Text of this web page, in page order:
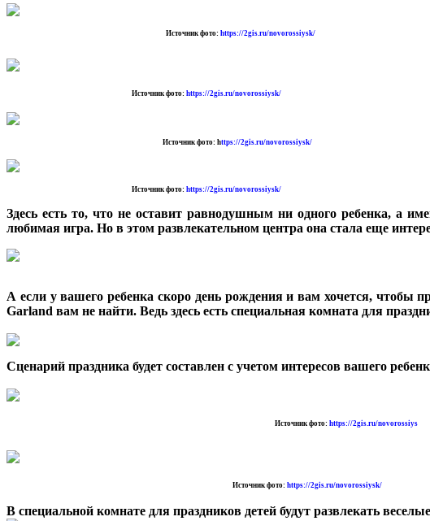
Источник фото: https://2gis.ru/novorossiysk/
Источник фото: https://2gis.ru/novorossiysk/
Источник фото: https://2gis.ru/novorossiysk/
Источник фото: https://2gis.ru/novorossiysk/
Здесь есть то, что не оставит равнодушным ни одного ребенка, а
любимая игра. Но в этом развлекательном центра она стала еще
А если у вашего ребенка скоро день рождения и вам хочется, чтобы
Garland вам не найти. Ведь здесь есть специальная комната для
Сценарий праздника будет составлен с учетом интересов вашего
Источник фото: https://2gis.ru/novorossiys
Источник фото: https://2gis.ru/novorossiysk/
В специальной комнате для праздников детей будут развлекать